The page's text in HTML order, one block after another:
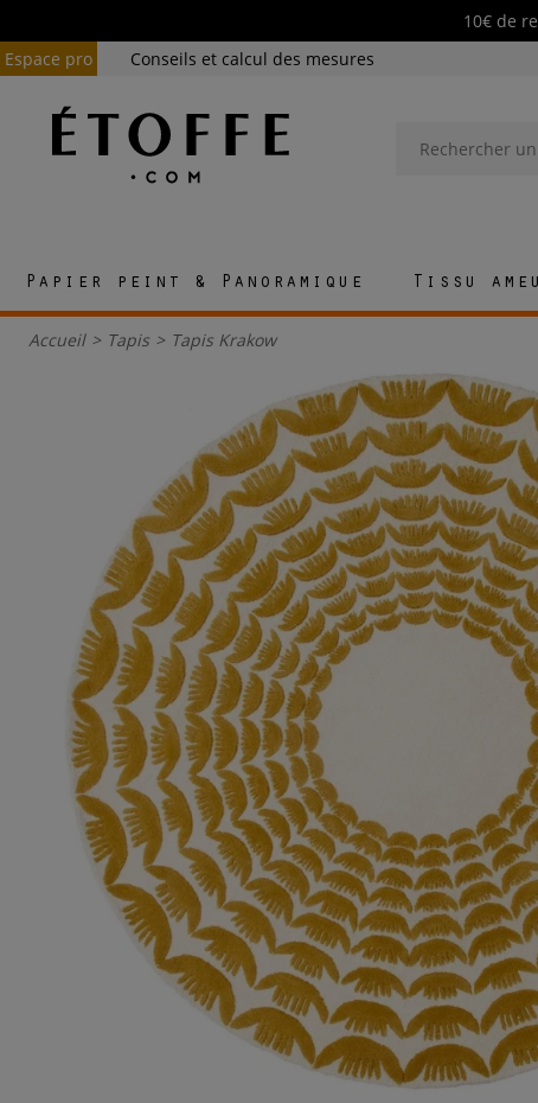
10€ de
Espace pro
Conseils et calcul des mesures
Papier peint & Panoramique Tissu
Accueil > Tapis > Tapis Krakow